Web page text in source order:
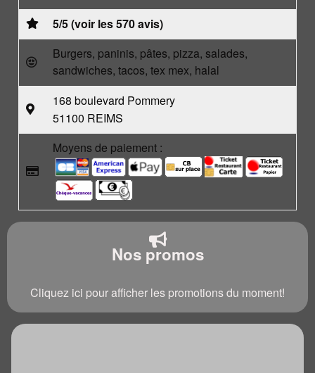
5/5 (voir les 570 avis)
Burgers, paninis, pâtes, pizza, salades,
sandwiches, tacos, tex mex, halal
168 boulevard Pommery
51100 REIMS
Moyens de paiement :
Nos promos
Cliquez ici pour afficher les promotions du moment!